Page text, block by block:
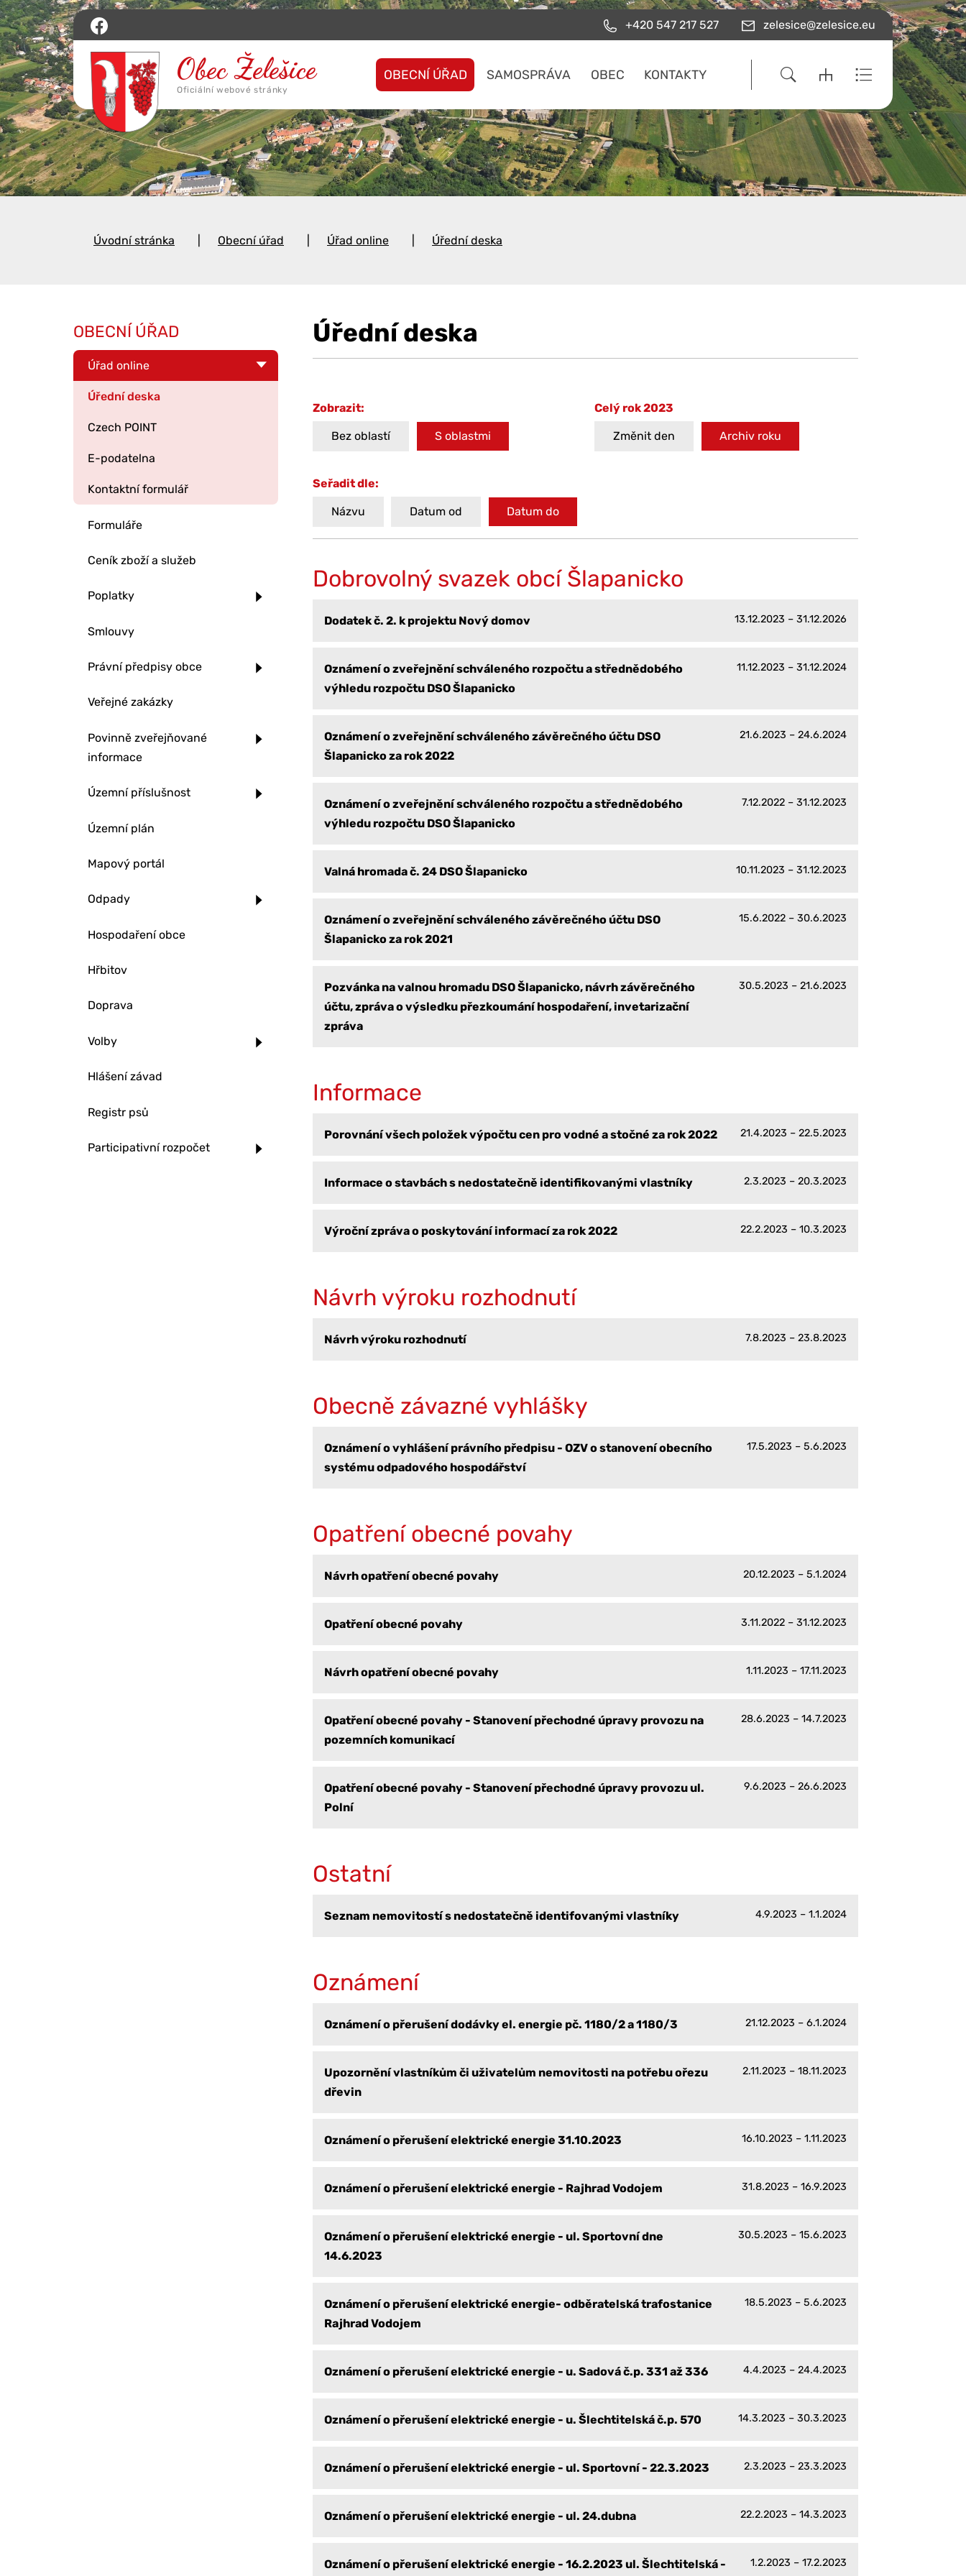
+420 547 217 527 zelesice@zelesice.eu
OBECNÍ ÚŘAD SAMOSPRÁVA OBEC KONTAKTY
Úvodní stránka Obecní úřad Úřad online Úřední deska
Úřední deska
Zobrazit:
Bez oblastí S oblastmi
Celý rok 2023
Změnit den Archiv roku
Seřadit dle:
Názvu Datum od Datum do
Dobrovolný svazek obcí Šlapanicko
Dodatek č. 2. k projektu Nový domov 13.12.2023 – 31.12.2026
Oznámení o zveřejnění schváleného rozpočtu a střednědobého
výhledu rozpočtu DSO Šlapanicko
11.12.2023 – 31.12.2024
Oznámení o zveřejnění schváleného závěrečného účtu DSO
Šlapanicko za rok 2022
21.6.2023 – 24.6.2024
Oznámení o zveřejnění schváleného rozpočtu a střednědobého
výhledu rozpočtu DSO Šlapanicko
7.12.2022 – 31.12.2023
Valná hromada č. 24 DSO Šlapanicko 10.11.2023 – 31.12.2023
Oznámení o zveřejnění schváleného závěrečného účtu DSO
Šlapanicko za rok 2021
15.6.2022 – 30.6.2023
Pozvánka na valnou hromadu DSO Šlapanicko, návrh závěrečného
účtu, zpráva o výsledku přezkoumání hospodaření, invetarizační
zpráva
30.5.2023 – 21.6.2023
Informace
Porovnání všech položek výpočtu cen pro vodné a stočné za rok 2022 21.4.2023 – 22.5.2023
Informace o stavbách s nedostatečně identifikovanými vlastníky 2.3.2023 – 20.3.2023
Výroční zpráva o poskytování informací za rok 2022 22.2.2023 – 10.3.2023
Návrh výroku rozhodnutí
Návrh výroku rozhodnutí 7.8.2023 – 23.8.2023
Obecně závazné vyhlášky
Oznámení o vyhlášení právního předpisu - OZV o stanovení obecního
systému odpadového hospodářství
17.5.2023 – 5.6.2023
Opatření obecné povahy
Návrh opatření obecné povahy 20.12.2023 – 5.1.2024
Opatření obecné povahy 3.11.2022 – 31.12.2023
Návrh opatření obecné povahy 1.11.2023 – 17.11.2023
Opatření obecné povahy - Stanovení přechodné úpravy provozu na
pozemních komunikací
28.6.2023 – 14.7.2023
Opatření obecné povahy - Stanovení přechodné úpravy provozu ul.
Polní
9.6.2023 – 26.6.2023
Ostatní
Seznam nemovitostí s nedostatečně identifovanými vlastníky 4.9.2023 – 1.1.2024
Oznámení
Oznámení o přerušení dodávky el. energie pč. 1180/2 a 1180/3 21.12.2023 – 6.1.2024
Upozornění vlastníkům či uživatelům nemovitosti na potřebu ořezu
dřevin
2.11.2023 – 18.11.2023
Oznámení o přerušení elektrické energie 31.10.2023 16.10.2023 – 1.11.2023
Oznámení o přerušení elektrické energie - Rajhrad Vodojem 31.8.2023 – 16.9.2023
Oznámení o přerušení elektrické energie - ul. Sportovní dne
14.6.2023
30.5.2023 – 15.6.2023
Oznámení o přerušení elektrické energie- odběratelská trafostanice
Rajhrad Vodojem
18.5.2023 – 5.6.2023
Oznámení o přerušení elektrické energie - u. Sadová č.p. 331 až 336 4.4.2023 – 24.4.2023
Oznámení o přerušení elektrické energie - u. Šlechtitelská č.p. 570 14.3.2023 – 30.3.2023
Oznámení o přerušení elektrické energie - ul. Sportovní - 22.3.2023 2.3.2023 – 23.3.2023
Oznámení o přerušení elektrické energie - ul. 24.dubna 22.2.2023 – 14.3.2023
Oznámení o přerušení elektrické energie - 16.2.2023 ul. Šlechtitelská - 1.2.2023 – 17.2.2023
OBECNÍ ÚŘAD
Úřad online
Úřední deska
Czech POINT
E-podatelna
Kontaktní formulář
Formuláře
Ceník zboží a služeb
Poplatky
Smlouvy
Právní předpisy obce
Veřejné zakázky
Povinně zveřejňované
informace
Územní příslušnost
Územní plán
Mapový portál
Odpady
Hospodaření obce
Hřbitov
Doprava
Volby
Hlášení závad
Registr psů
Participativní rozpočet